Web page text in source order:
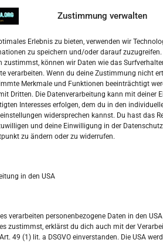
Zustimmung verwalten
Erlebnis zu bieten, verwenden wir
zu speichern und/oder darauf zuzugreifen.
zustimmst, können wir Daten wie das
verarbeiten. Wenn du deine Zustimmung nicht
Merkmale und Funktionen beeinträchtigt
Dritten. Die Datenverarbeitung kann mit deiner
Interesses erfolgen, dem du in den
widersprechen kannst. Du hast das
und deine Einwilligung in der
zu ändern oder zu widerrufen.
in den USA
verarbeiten personenbezogene Daten in den
zustimmst, erklärst du dich auch mit der
49 (1) lit. a DSGVO einverstanden. Die USA
Lista najtraženijih
15. Oktober 2022
–
Kalendar
3 4 5 6